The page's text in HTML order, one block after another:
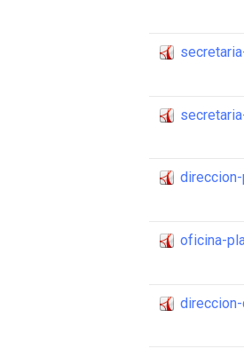
oficina-